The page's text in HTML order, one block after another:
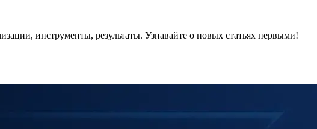
инструменты, результаты. Узнавайте о новых статьях первыми!